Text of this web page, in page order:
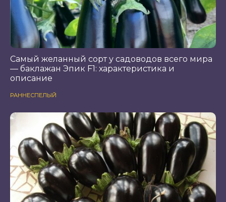
Самый желанный сорт у садоводов всего мира
— баклажан Эпик F1: характеристика и
описание
РАННЕСПЕЛЫЙ